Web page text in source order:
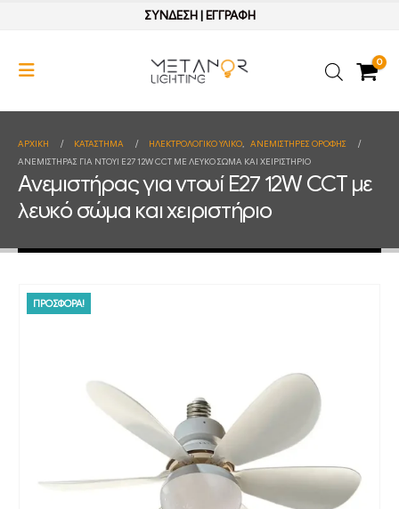
ΣΥΝΔΕΣΗ| ΕΓΓΡΑΦΗ
0
ΑΡΧΙΚΉ ΚΑΤΆΣΤΗΜΑ ΗΛΕΚΤΡΟΛΟΓΙΚΟ ΥΛΙΚΟ, ΑΝΕΜΙΣΤΗΡΕΣ ΟΡΟΦΗΣ
ΑΝΕΜΙΣΤΉΡΑΣ ΓΙΑ ΝΤΟΥΊ Ε27 12W CCT ΜΕ ΛΕΥΚΌ ΣΏΜΑ ΚΑΙ ΧΕΙΡΙΣΤΉΡΙΟ
Ανεμιστήρας για ντουί Ε27 12W CCT με
λευκό σώμα και χειριστήριο
ΠΡΟΣΦΟΡΑ!